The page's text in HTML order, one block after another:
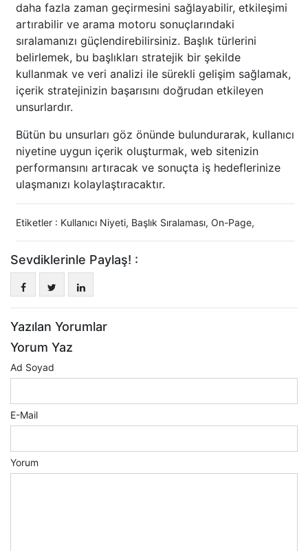
daha fazla zaman geçirmesini sağlayabilir, etkileşimi
artırabilir ve arama motoru sonuçlarındaki
sıralamanızı güçlendirebilirsiniz. Başlık türlerini
belirlemek, bu başlıkları stratejik bir şekilde
kullanmak ve veri analizi ile sürekli gelişim sağlamak,
içerik stratejinizin başarısını doğrudan etkileyen
unsurlardır.
Bütün bu unsurları göz önünde bulundurarak, kullanıcı
niyetine uygun içerik oluşturmak, web sitenizin
performansını artıracak ve sonuçta iş hedeflerinize
ulaşmanızı kolaylaştıracaktır.
Etiketler : Kullanıcı Niyeti, Başlık Sıralaması, On-Page,
Sevdiklerinle Paylaş! :
Yazılan Yorumlar
Yorum Yaz
Ad Soyad
E-Mail
Yorum